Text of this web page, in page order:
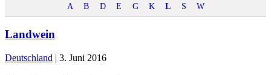
A B D E G K L S W
Landwein
Deutschland | 3. Juni 2016